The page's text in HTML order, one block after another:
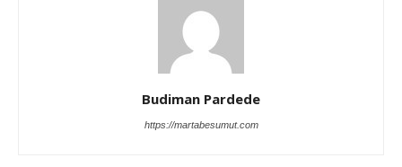
Budiman Pardede
https://martabesumut.com